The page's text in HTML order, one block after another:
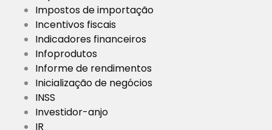
Impostos de importação
Incentivos fiscais
Indicadores financeiros
Infoprodutos
Informe de rendimentos
Inicialização de negócios
INSS
Investidor-anjo
IR